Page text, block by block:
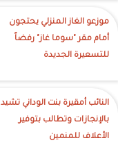
موزعو الغاز المنزلي يحتجون
أمام مقر "سوما غاز" رفضاً
للتسعيرة الجديدة
النائب أمقيرة بنت الوداني تشيد
بالإنجازات وتطالب بتوفير
الأعلاف للمنمين